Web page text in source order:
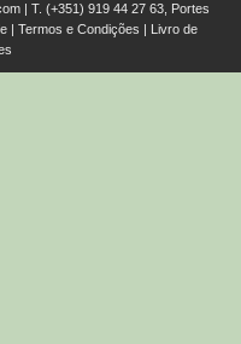
| T. (+351) 919 44 27 63, Portes
| Termos e Condições
Livro de